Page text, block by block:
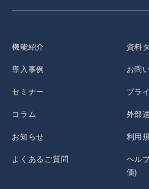
機能紹介
導入事例
セミナー
コラム
お知らせ
よくあるご質問
資料
お問
プラ
外部
利用
ヘル
価)